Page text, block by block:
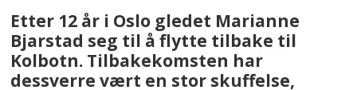
Etter 12 år i Oslo gledet Marianne
Bjarstad seg til å flytte tilbake til
Kolbotn. Tilbakekomsten har
dessverre vært en stor skuffelse,